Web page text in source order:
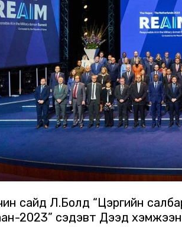
сайд Л.Болд “Цэргийн
2023” сэдэвт Дээд